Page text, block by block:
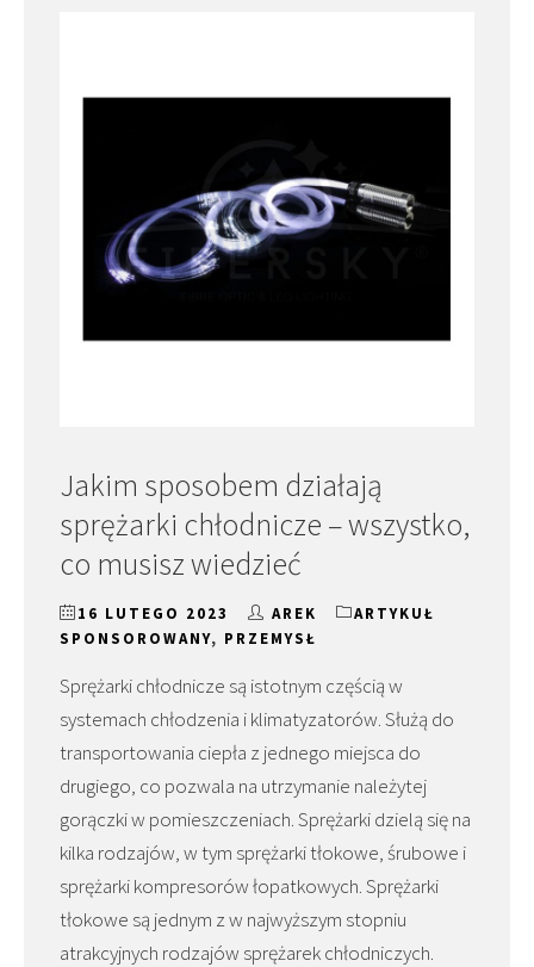
Jakim sposobem działają
sprężarki chłodnicze – wszystko,
co musisz wiedzieć
16 LUTEGO 2023 AREK
ARTYKUŁ
SPONSOROWANY, PRZEMYSŁ
Sprężarki chłodnicze są istotnym częścią w
systemach chłodzenia i klimatyzatorów. Służą do
transportowania ciepła z jednego miejsca do
drugiego, co pozwala na utrzymanie należytej
gorączki w pomieszczeniach. Sprężarki dzielą się na
kilka rodzajów, w tym sprężarki tłokowe, śrubowe i
sprężarki kompresorów łopatkowych. Sprężarki
tłokowe są jednym z w najwyższym stopniu
atrakcyjnych rodzajów sprężarek chłodniczych.